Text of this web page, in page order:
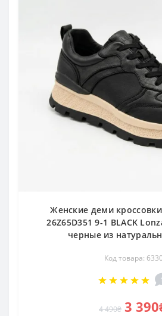
Женские деми
26Z65D351 9-1 BLACK
черные из
Код товара: 6330
1
4 490₴ 3